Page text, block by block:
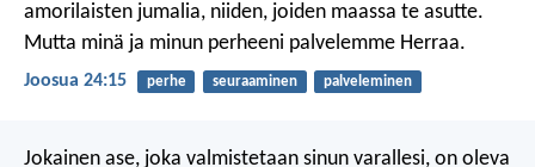
amorilaisten jumalia, niiden, joiden maassa te asutte.
Mutta minä ja minun perheeni palvelemme Herraa.
Joosua 24:15 perhe seuraaminen palveleminen
Jokainen ase, joka valmistetaan sinun varallesi, on oleva